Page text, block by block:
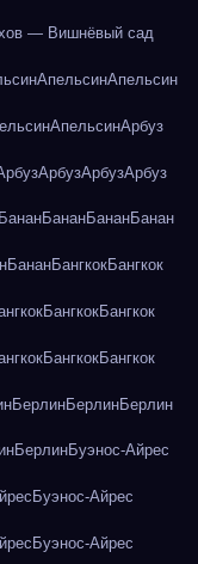
— Вишнёвый сад
АпельсинАпельсин
АпельсинАрбуз
АрбузАрбузАрбуз
БананБананБанан
БананБангкокБангкок
БангкокБангкок
БангкокБангкок
БерлинБерлинБерлин
БерлинБуэнос-Айрес
Буэнос-Айрес
Буэнос-Айрес